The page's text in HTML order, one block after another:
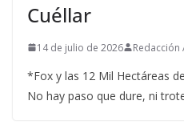
Cuéllar
14 de julio de 2026
*Fox y las 12 Mil Hectáreas
No hay paso que dure, ni